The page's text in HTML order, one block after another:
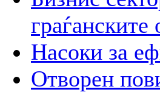
граѓанските
Насоки за
Отворен